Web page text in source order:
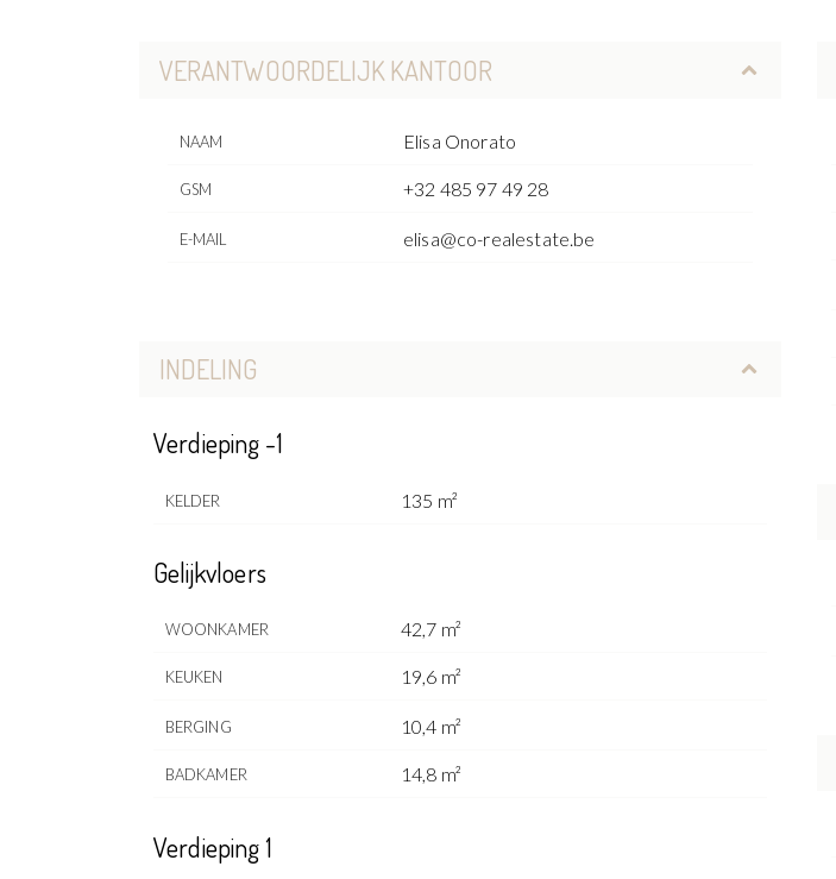
VERANTWOORDELIJK KANTOOR
NAAM Elisa Onorato
GSM +32 485 97 49 28
E-MAIL elisa@co-realestate.be
INDELING
Verdieping -1
KELDER 135 m²
Gelijkvloers
WOONKAMER 42,7 m²
KEUKEN 19,6 m²
BERGING 10,4 m²
BADKAMER 14,8 m²
Verdieping 1